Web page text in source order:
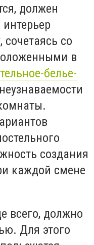
должен
сочетаясь со
в
белье-
создания
каждой смене
всего, должно
Для этого